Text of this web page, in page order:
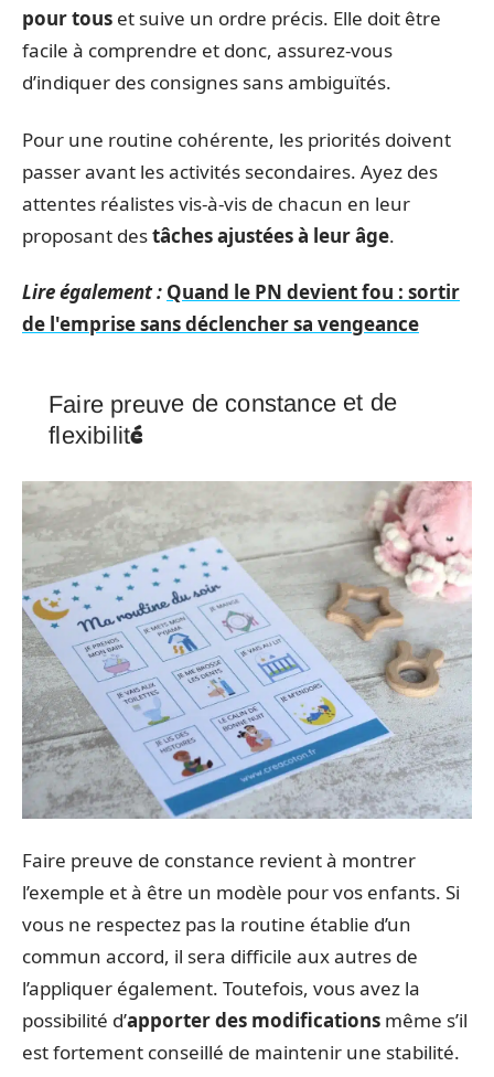
pour tous et suive un ordre précis. Elle doit être
facile à comprendre et donc, assurez-vous
d’indiquer des consignes sans ambiguïtés.
Pour une routine cohérente, les priorités doivent
passer avant les activités secondaires. Ayez des
attentes réalistes vis-à-vis de chacun en leur
proposant destâches ajustées à leur âge.
Lire également : Quand le PN devient fou : sortir
de l'emprise sans déclencher sa vengeance
Faire preuve de constance et de
flexibilité
Faire preuve de constance revient à montrer
l’exemple et à être un modèle pour vos enfants. Si
vous ne respectez pas la routine établie d’un
commun accord, il sera difficile aux autres de
l’appliquer également. Toutefois, vous avez la
possibilité d’apporter des modifications même s’il
est fortement conseillé de maintenir une stabilité.